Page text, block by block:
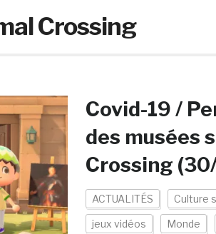
Crossing
Covid-19 /
des musées
Crossing
ACTUALITÉS Culture
jeux vidéos Monde